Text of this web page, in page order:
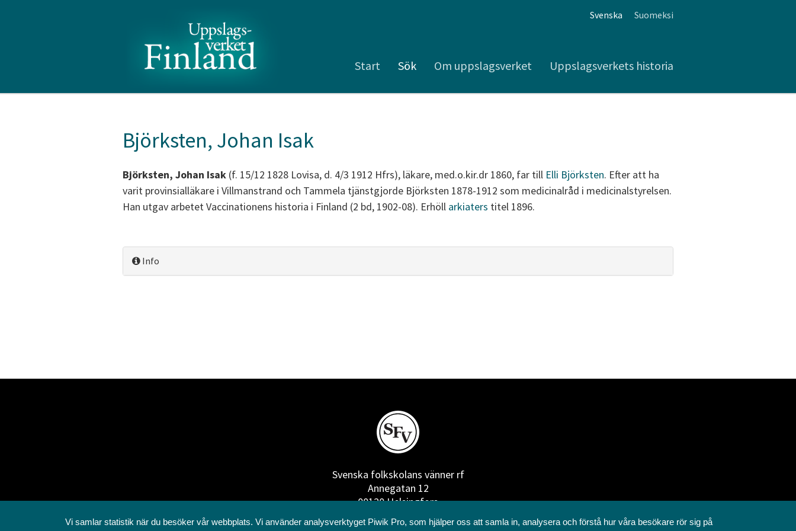
Svenska Suomeksi
Start Sök Om uppslagsverket Uppslagsverkets historia
Björksten, Johan Isak
Björksten, Johan Isak (f. 15/12 1828 Lovisa, d. 4/3 1912 Hfrs), läkare, med.o.kir.dr 1860, far till Elli Björksten. Efter att ha
varit provinsialläkare i Villmanstrand och Tammela tjänstgjorde Björksten 1878-1912 som medicinalråd i medicinalstyrelsen.
Han utgav arbetet Vaccinationens historia i Finland (2 bd, 1902-08). Erhöll arkiaters titel 1896.
Info
Svenska folkskolans vänner rf
Annegatan 12
00120 Helsingfors
09 6844 570
Vi samlar statistik när du besöker vår webbplats. Vi använder analysverktyget Piwik Pro, som hjälper oss att samla in, analysera och förstå hur våra besökare rör sig på